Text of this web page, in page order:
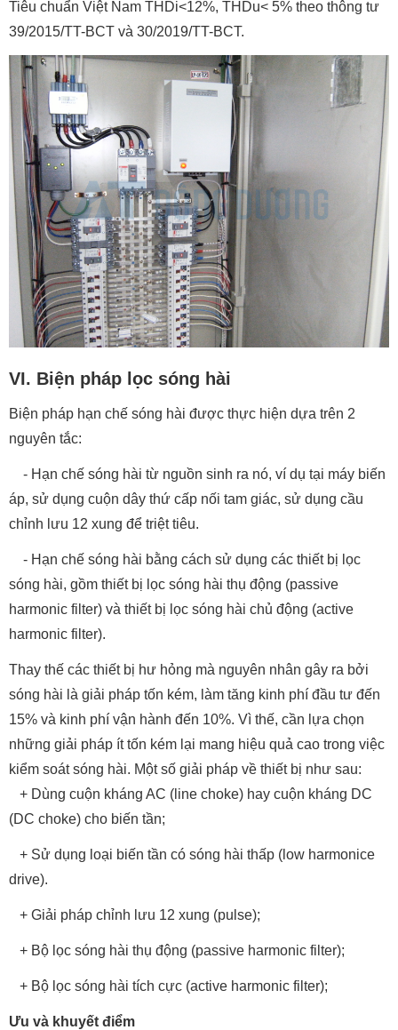
Tiêu chuẩn Việt Nam THDi<12%, THDu< 5% theo thông tư
39/2015/TT-BCT và 30/2019/TT-BCT.
VI. Biện pháp lọc sóng hài
Biện pháp hạn chế sóng hài được thực hiện dựa trên 2
nguyên tắc:
- Hạn chế sóng hài từ nguồn sinh ra nó, ví dụ tại máy biến
áp, sử dụng cuộn dây thứ cấp nối tam giác, sử dụng cầu
chỉnh lưu 12 xung để triệt tiêu.
- Hạn chế sóng hài bằng cách sử dụng các thiết bị lọc
sóng hài, gồm thiết bị lọc sóng hài thụ động (passive
harmonic filter) và thiết bị lọc sóng hài chủ động (active
harmonic filter).
Thay thế các thiết bị hư hỏng mà nguyên nhân gây ra bởi
sóng hài là giải pháp tốn kém, làm tăng kinh phí đầu tư đến
15% và kinh phí vận hành đến 10%. Vì thế, cần lựa chọn
những giải pháp ít tốn kém lại mang hiệu quả cao trong việc
kiểm soát sóng hài. Một số giải pháp về thiết bị như sau:
+ Dùng cuộn kháng AC (line choke) hay cuộn kháng DC
(DC choke) cho biến tần;
+ Sử dụng loại biến tần có sóng hài thấp (low harmonice
drive).
+ Giải pháp chỉnh lưu 12 xung (pulse);
+ Bộ lọc sóng hài thụ động (passive harmonic filter);
+ Bộ lọc sóng hài tích cực (active harmonic filter);
Ưu và khuyết điểm